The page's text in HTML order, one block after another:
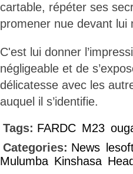
cartable, répéter ses
promener nue devant
C'est lui donner
négligeable et de
délicatesse avec les
auquel il s’identifie.
Tags: FARDC M23
Categories: News
Mulumba Kinshasa